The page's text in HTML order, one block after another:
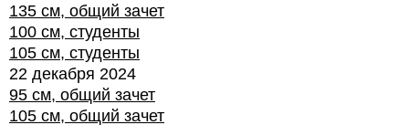
135 см, общий зачет
100 см, студенты
105 см, студенты
22 декабря 2024
95 см, общий зачет
105 см, общий зачет